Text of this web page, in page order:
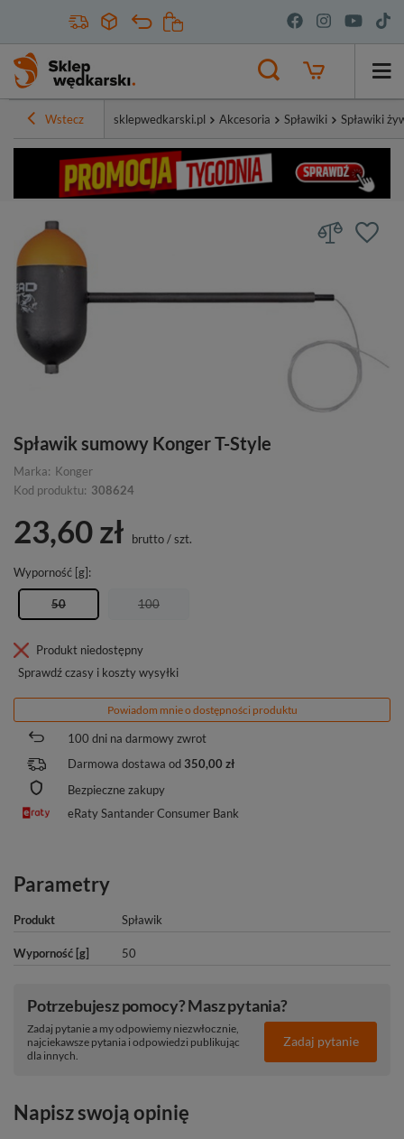
Wstecz sklepwedkarski.pl Akcesoria Spławiki Spławiki
Spławik sumowy Konger T-Style
Marka: Konger
Kod produktu: 308624
23,60 zł brutto/szt.
Wyporność [g]
50 100
Produkt niedostępny
Sprawdź czasy i koszty wysyłki
Powiadom mnie o dostępności produktu
100 dni na darmowy zwrot
Darmowa dostawa od 350,00 zł
Bezpieczne zakupy
eRaty Santander Consumer Bank
Parametry
Produkt Spławik
Wyporność [g] 50
Potrzebujesz pomocy? Masz pytania?
Zadaj pytanie a my odpowiemy niezwłocznie,
najciekawsze pytania i odpowiedzi publikując
dla innych.
Zadaj pytanie
Napisz swoją opinię